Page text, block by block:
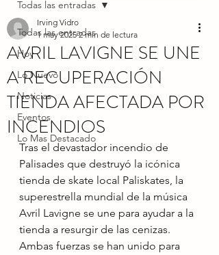
Todas las entradas
Hoy
Lo Nuevo
Noticias
Eventos
Lo Mas Destacado
Todas las entradas
AVRIL LAVIGNE SE UNE
A RECUPERACIÓN
TIENDA AFECTADA POR
INCENDIOS
Irving Vidro
1 may 2025 2 min de lectura
Tras el devastador incendio de
Palisades que destruyó la icónica
tienda de skate local Paliskates, la
superestrella mundial de la música
Avril Lavigne se une para ayudar a la
tienda a resurgir de las cenizas.
Ambas fuerzas se han unido para